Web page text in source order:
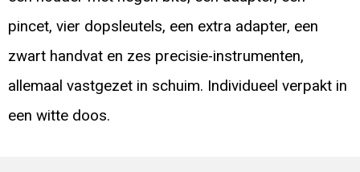
pincet, vier dopsleutels, een extra adapter, een
zwart handvat en zes precisie-instrumenten,
allemaal vastgezet in schuim. Individueel verpakt in
een witte doos.